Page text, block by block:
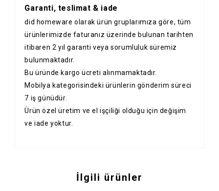
Garanti, teslimat & iade
did homeware olarak ürün gruplarımıza göre, tüm
ürünlerimizde faturanız üzerinde bulunan tarihten
itibaren 2 yıl garanti veya sorumluluk süremiz
bulunmaktadır.
Bu üründe kargo ücreti alınmamaktadır.
Mobilya kategorisindeki ürünlerin gönderim süreci
7 iş günüdür.
Ürün özel üretim ve el işçiliği olduğu için değişim
ve iade yoktur.
İlgili ürünler